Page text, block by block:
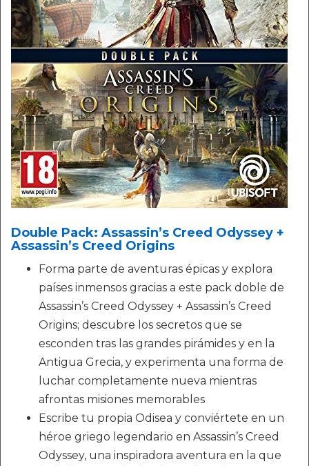
Double Pack: Assassin’s Creed Odyssey +
Assassin’s Creed Origins
Forma parte de aventuras épicas y explora
países inmensos gracias a este pack doble de
Assassin’s Creed Odyssey + Assassin’s Creed
Origins; descubre los secretos que se
esconden tras las grandes pirámides y en la
Antigua Grecia, y experimenta una forma de
luchar completamente nueva mientras
afrontas misiones memorables
Escribe tu propia Odisea y conviértete en un
héroe griego legendario en Assassin’s Creed
Odyssey, una inspiradora aventura en la que